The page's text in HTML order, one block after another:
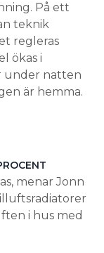
På ett
teknik
regleras
ökas i
under natten
är hemma.
menar Jonn
i hus med